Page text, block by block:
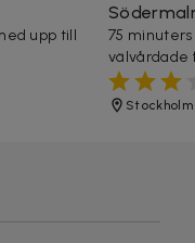
upp till
75
välvårdade
Stockholm